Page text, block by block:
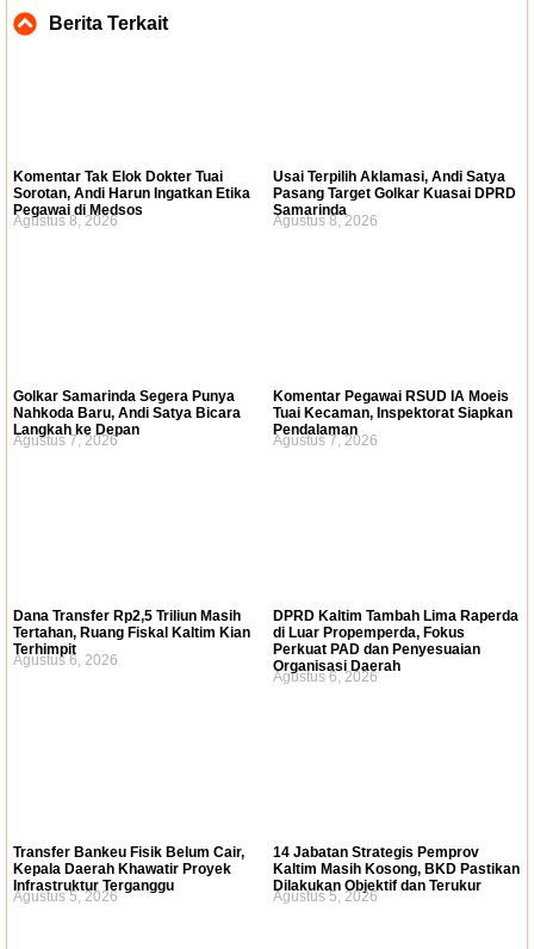
Berita Terkait
Komentar Tak Elok Dokter Tuai
Sorotan, Andi Harun Ingatkan Etika
Pegawai di Medsos
Agustus 8, 2026
Usai Terpilih Aklamasi, Andi Satya
Pasang Target Golkar Kuasai DPRD
Samarinda
Agustus 8, 2026
Golkar Samarinda Segera Punya
Nahkoda Baru, Andi Satya Bicara
Langkah ke Depan
Agustus 7, 2026
Komentar Pegawai RSUD IA Moeis
Tuai Kecaman, Inspektorat Siapkan
Pendalaman
Agustus 7, 2026
Dana Transfer Rp2,5 Triliun Masih
Tertahan, Ruang Fiskal Kaltim Kian
Terhimpit
Agustus 6, 2026
DPRD Kaltim Tambah Lima Raperda
di Luar Propemperda, Fokus
Perkuat PAD dan Penyesuaian
Organisasi Daerah
Agustus 6, 2026
Transfer Bankeu Fisik Belum Cair,
Kepala Daerah Khawatir Proyek
Infrastruktur Terganggu
Agustus 5, 2026
14 Jabatan Strategis Pemprov
Kaltim Masih Kosong, BKD Pastikan
Dilakukan Objektif dan Terukur
Agustus 5, 2026